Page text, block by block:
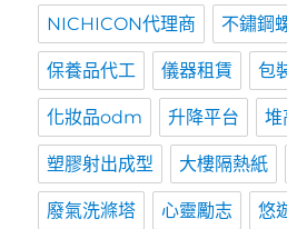
NICHICON代理商 不鏽鋼
保養品代工 儀器租賃 包
化妝品odm 升降平台 堆
塑膠射出成型 大樓隔熱紙
廢氣洗滌塔 心靈勵志 悠